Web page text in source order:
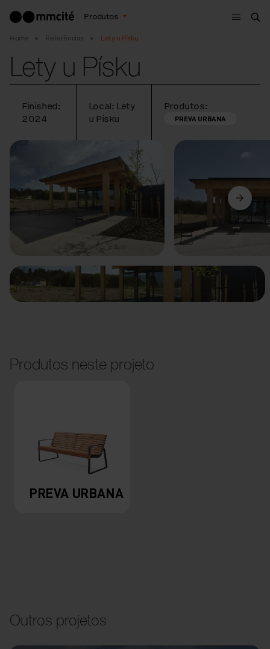
Produtos
Menu
Home Referências Lety u Písku
Lety u Písku
Finished:
2024
Local: Lety
u Písku
Produtos:
PREVA URBANA
Anterior Seguinte
Produtos neste projeto
PREVA URBANA
Outros projetos